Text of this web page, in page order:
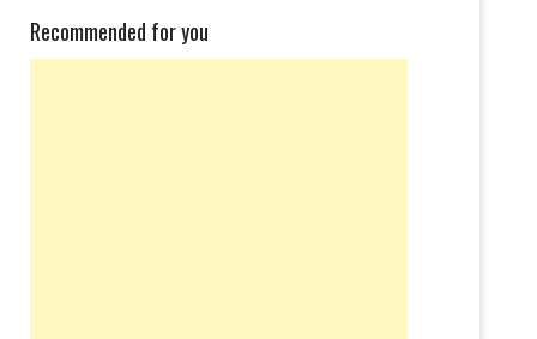
Recommended for you